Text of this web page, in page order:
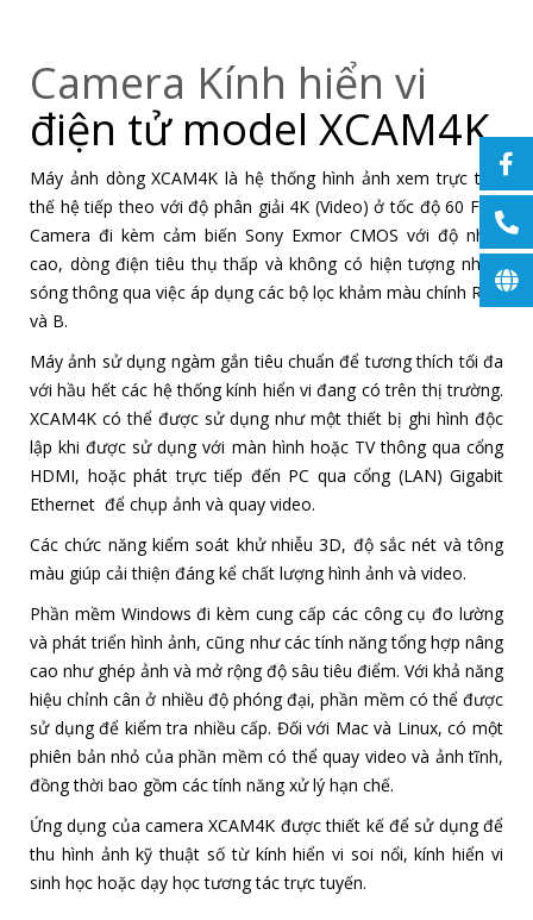
Camera Kính hiển vi
điện tử model XCAM4K
Máy ảnh dòng XCAM4K là hệ thống hình ảnh xem trực tiếp
thế hệ tiếp theo với độ phân giải 4K (Video) ở tốc độ 60 FPS.
Camera đi kèm cảm biến Sony Exmor CMOS với độ nhạy
cao, dòng điện tiêu thụ thấp và không có hiện tượng nhiễu
sóng thông qua việc áp dụng các bộ lọc khảm màu chính R, G
và B.
Máy ảnh sử dụng ngàm gắn tiêu chuẩn để tương thích tối đa
với hầu hết các hệ thống kính hiển vi đang có trên thị trường.
XCAM4K có thể được sử dụng như một thiết bị ghi hình độc
lập khi được sử dụng với màn hình hoặc TV thông qua cổng
HDMI, hoặc phát trực tiếp đến PC qua cổng (LAN) Gigabit
Ethernet để chụp ảnh và quay video.
Các chức năng kiểm soát khử nhiễu 3D, độ sắc nét và tông
màu giúp cải thiện đáng kể chất lượng hình ảnh và video.
Phần mềm Windows đi kèm cung cấp các công cụ đo lường
và phát triển hình ảnh, cũng như các tính năng tổng hợp nâng
cao như ghép ảnh và mở rộng độ sâu tiêu điểm. Với khả năng
hiệu chỉnh cân ở nhiều độ phóng đại, phần mềm có thể được
sử dụng để kiểm tra nhiều cấp. Đối với Mac và Linux, có một
phiên bản nhỏ của phần mềm có thể quay video và ảnh tĩnh,
đồng thời bao gồm các tính năng xử lý hạn chế.
Ứng dụng của camera XCAM4K được thiết kế để sử dụng để
thu hình ảnh kỹ thuật số từ kính hiển vi soi nổi, kính hiển vi
sinh học hoặc dạy học tương tác trực tuyến.